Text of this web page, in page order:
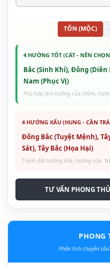
TỐN (MỘC)
4 HƯỚNG TỐT (CÁT - NÊN
Bắc (Sinh Khí), Đông
Nam (Phục Vị)
Phù hợp làm hướng cửa chính,
4 HƯỚNG XẤU (HUNG - CẦN
Đông Bắc (Tuyệt Mệnh),
Sát), Tây Bắc (Họa Hại)
Tránh đặt hướng nhà, hướng cửa.
TƯ VẤN PHONG
PHONG
Phân tích chuyên